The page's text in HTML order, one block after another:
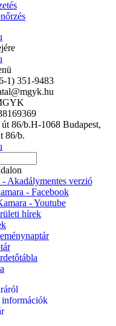
1) 351-9483
H-1068 Budapest,
86/b.
információk